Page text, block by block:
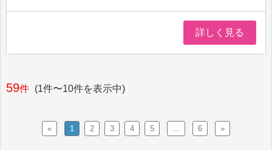
詳しく見る
59件 (1件〜10件を表示中)
« 1 2 3 4 5 6 »